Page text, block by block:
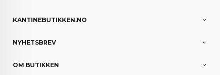
KANTINEBUTIKKEN.NO
NYHETSBREV
OM BUTIKKEN